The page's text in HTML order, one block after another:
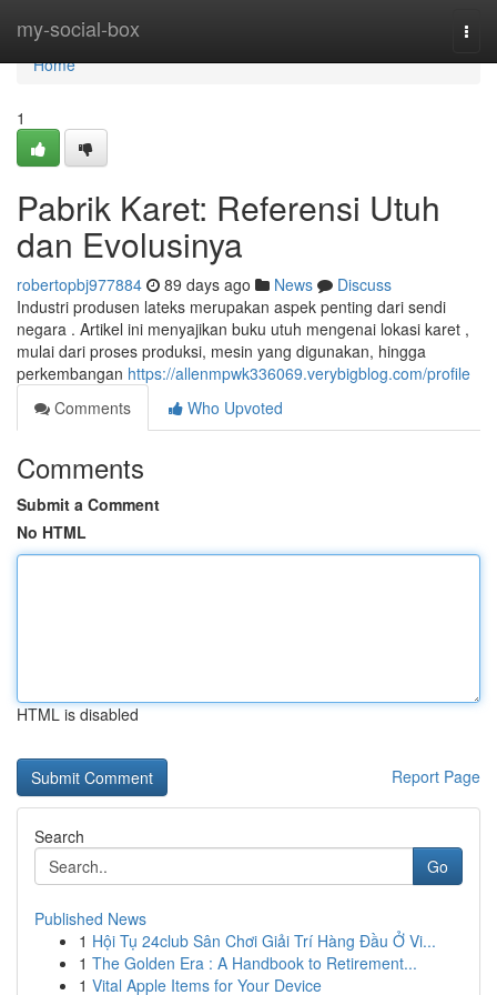
my-social-box
Home
Home
1
Pabrik Karet: Referensi Utuh
dan Evolusinya
robertopbj977884 89 days ago News
Discuss
Industri produsen lateks merupakan aspek penting dari sendi
negara . Artikel ini menyajikan buku utuh mengenai lokasi karet ,
mulai dari proses produksi, mesin yang digunakan, hingga
perkembangan https://allenmpwk336069.verybigblog.com/profile
Comments
Who Upvoted
Comments
Submit a Comment
No HTML
HTML is disabled
Report Page
Search
Go
Published News
1 Hội Tụ 24club Sân Chơi Giải Trí Hàng Đầu Ở Vi...
1 The Golden Era : A Handbook to Retirement...
1 Vital Apple Items for Your Device